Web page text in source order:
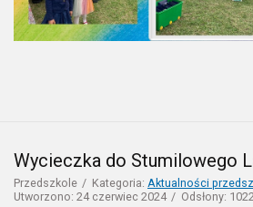
Wycieczka do Stumilowego
Przedszkole Kategoria: Aktualności
Utworzono: 24 czerwiec 2024
Odsłony: 1022